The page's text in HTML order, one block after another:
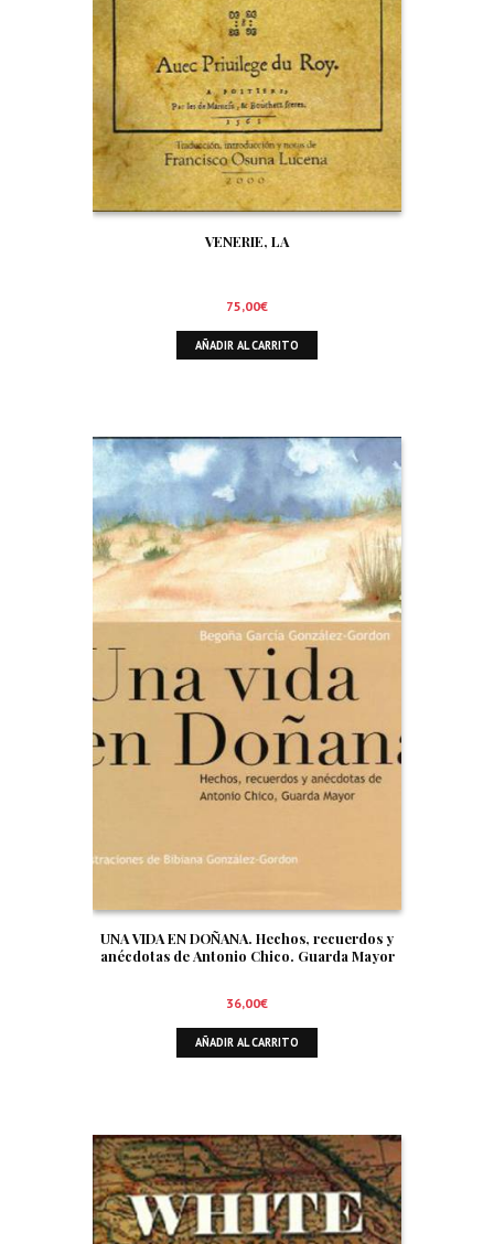
VENERIE, LA
75,00€
AÑADIR AL CARRITO
UNA VIDA EN DOÑANA. Hechos, recuerdos y
anécdotas de Antonio Chico. Guarda Mayor
36,00€
AÑADIR AL CARRITO